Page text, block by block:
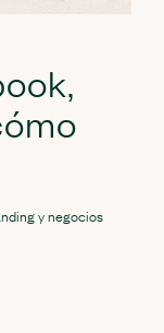
y negocios